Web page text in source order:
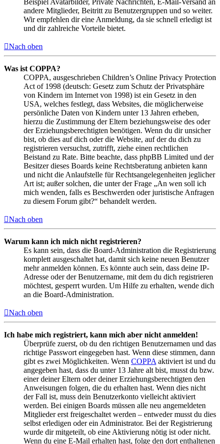
Beispiel Avatarbilder, Private Nachrichten, E-Mail-Versand an
andere Mitglieder, Beitritt zu Benutzergruppen und so weiter.
Wir empfehlen dir eine Anmeldung, da sie schnell erledigt ist
und dir zahlreiche Vorteile bietet.
Nach oben
Was ist COPPA?
COPPA, ausgeschrieben Children’s Online Privacy Protection
Act of 1998 (deutsch: Gesetz zum Schutz der Privatsphäre
von Kindern im Internet von 1998) ist ein Gesetz in den
USA, welches festlegt, dass Websites, die möglicherweise
persönliche Daten von Kindern unter 13 Jahren erheben,
hierzu die Zustimmung der Eltern beziehungsweise des oder
der Erziehungsberechtigten benötigen. Wenn du dir unsicher
bist, ob dies auf dich oder die Website, auf der du dich zu
registrieren versuchst, zutrifft, ziehe einen rechtlichen
Beistand zu Rate. Bitte beachte, dass phpBB Limited und der
Besitzer dieses Boards keine Rechtsberatung anbieten kann
und nicht die Anlaufstelle für Rechtsangelegenheiten jeglicher
Art ist; außer solchen, die unter der Frage „An wen soll ich
mich wenden, falls es Beschwerden oder juristische Anfragen
zu diesem Forum gibt?“ behandelt werden.
Nach oben
Warum kann ich mich nicht registrieren?
Es kann sein, dass die Board-Administration die Registrierung
komplett ausgeschaltet hat, damit sich keine neuen Benutzer
mehr anmelden können. Es könnte auch sein, dass deine IP-
Adresse oder der Benutzername, mit dem du dich registrieren
möchtest, gesperrt wurden. Um Hilfe zu erhalten, wende dich
an die Board-Administration.
Nach oben
Ich habe mich registriert, kann mich aber nicht anmelden!
Überprüfe zuerst, ob du den richtigen Benutzernamen und das
richtige Passwort eingegeben hast. Wenn diese stimmen, dann
gibt es zwei Möglichkeiten. Wenn COPPA aktiviert ist und du
angegeben hast, dass du unter 13 Jahre alt bist, musst du bzw.
einer deiner Eltern oder deiner Erziehungsberechtigten den
Anweisungen folgen, die du erhalten hast. Wenn dies nicht
der Fall ist, muss dein Benutzerkonto vielleicht aktiviert
werden. Bei einigen Boards müssen alle neu angemeldeten
Mitglieder erst freigeschaltet werden – entweder musst du dies
selbst erledigen oder ein Administrator. Bei der Registrierung
wurde dir mitgeteilt, ob eine Aktivierung nötig ist oder nicht.
Wenn du eine E-Mail erhalten hast, folge den dort enthaltenen